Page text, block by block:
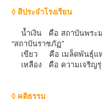
◊ สีประจำโรงเรียน
น้ำเงิน คือ สถาบันพระม
“สถาบันราชภัฏ”
เขียว คือ เมล็ดพันธุ์แห่
เหลือง คือ ความเจริญรุ่
◊ คติธรรม